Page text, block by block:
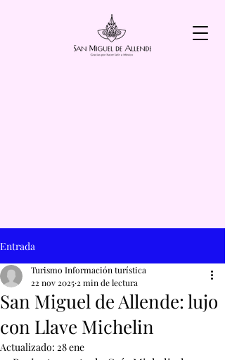
Entrada
San Miguel de Allende: lujo
con Llave Michelin
Turismo Información turística
22 nov 2025 2 min de lectura
Actualizado: 28 ene